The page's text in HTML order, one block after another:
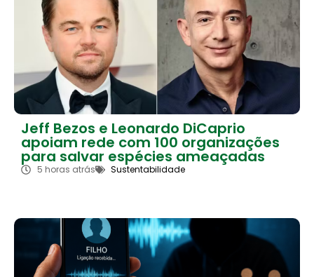
Jeff Bezos e Leonardo DiCaprio
apoiam rede com 100 organizações
para salvar espécies ameaçadas
5 horas atrás Sustentabilidade